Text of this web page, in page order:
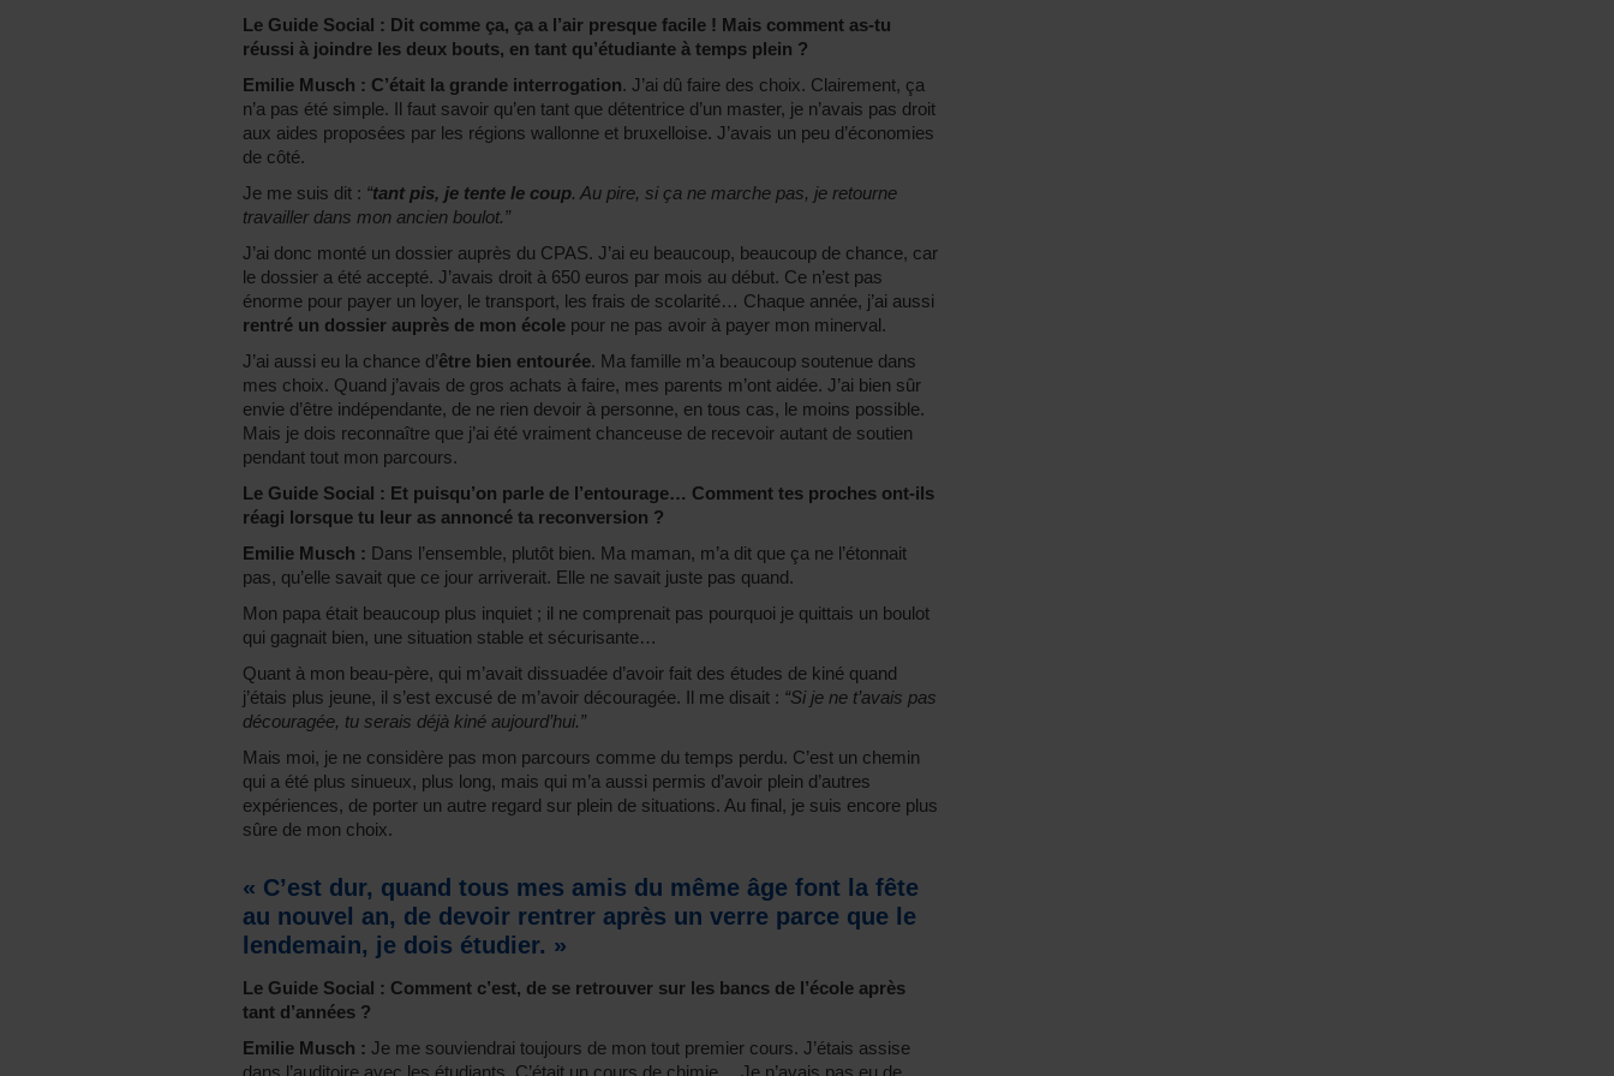
Le Guide Social : Dit comme ça, ça a l’air presque facile ! Mais comment as-tu
réussi à joindre les deux bouts, en tant qu’étudiante à temps plein ?
Emilie Musch : C’était la grande interrogation. J’ai dû faire des choix. Clairement, ça
n’a pas été simple. Il faut savoir qu’en tant que détentrice d’un master, je n’avais pas droit
aux aides proposées par les régions wallonne et bruxelloise. J’avais un peu d’économies
de côté.
Je me suis dit : “tant pis, je tente le coup. Au pire, si ça ne marche pas, je retourne
travailler dans mon ancien boulot.”
J’ai donc monté un dossier auprès du CPAS. J’ai eu beaucoup, beaucoup de chance, car
le dossier a été accepté. J’avais droit à 650 euros par mois au début. Ce n’est pas
énorme pour payer un loyer, le transport, les frais de scolarité… Chaque année, j’ai aussi
rentré un dossier auprès de mon école pour ne pas avoir à payer mon minerval.
J’ai aussi eu la chance d’être bien entourée. Ma famille m’a beaucoup soutenue dans
mes choix. Quand j’avais de gros achats à faire, mes parents m’ont aidée. J’ai bien sûr
envie d’être indépendante, de ne rien devoir à personne, en tous cas, le moins possible.
Mais je dois reconnaître que j’ai été vraiment chanceuse de recevoir autant de soutien
pendant tout mon parcours.
Le Guide Social : Et puisqu’on parle de l’entourage… Comment tes proches ont-ils
réagi lorsque tu leur as annoncé ta reconversion ?
Emilie Musch : Dans l’ensemble, plutôt bien. Ma maman, m’a dit que ça ne l’étonnait
pas, qu’elle savait que ce jour arriverait. Elle ne savait juste pas quand.
Mon papa était beaucoup plus inquiet ; il ne comprenait pas pourquoi je quittais un boulot
qui gagnait bien, une situation stable et sécurisante…
Quant à mon beau-père, qui m’avait dissuadée d’avoir fait des études de kiné quand
j’étais plus jeune, il s’est excusé de m’avoir découragée. Il me disait : “Si je ne t’avais pas
découragée, tu serais déjà kiné aujourd’hui.”
Mais moi, je ne considère pas mon parcours comme du temps perdu. C’est un chemin
qui a été plus sinueux, plus long, mais qui m’a aussi permis d’avoir plein d’autres
expériences, de porter un autre regard sur plein de situations. Au final, je suis encore plus
sûre de mon choix.
« C’est dur, quand tous mes amis du même âge font la fête
au nouvel an, de devoir rentrer après un verre parce que le
lendemain, je dois étudier. »
Le Guide Social : Comment c’est, de se retrouver sur les bancs de l’école après
tant d’années ?
Emilie Musch : Je me souviendrai toujours de mon tout premier cours. J’étais assise
dans l’auditoire avec les étudiants. C’était un cours de chimie… Je n’avais pas eu de